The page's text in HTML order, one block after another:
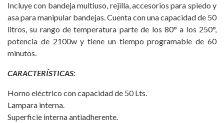
Incluye con bandeja multiuso, rejilla, accesorios para spiedo y
asa para manipular bandejas. Cuenta con una capacidad de 50
litros, su rango de temperatura parte de los 80° a los 250°,
potencia de 2100w y tiene un tiempo programable de 60
minutos.
CARACTERÍSTICAS:
Horno eléctrico con capacidad de 50 Lts.
Lampara interna.
Superficie interna antiadherente.